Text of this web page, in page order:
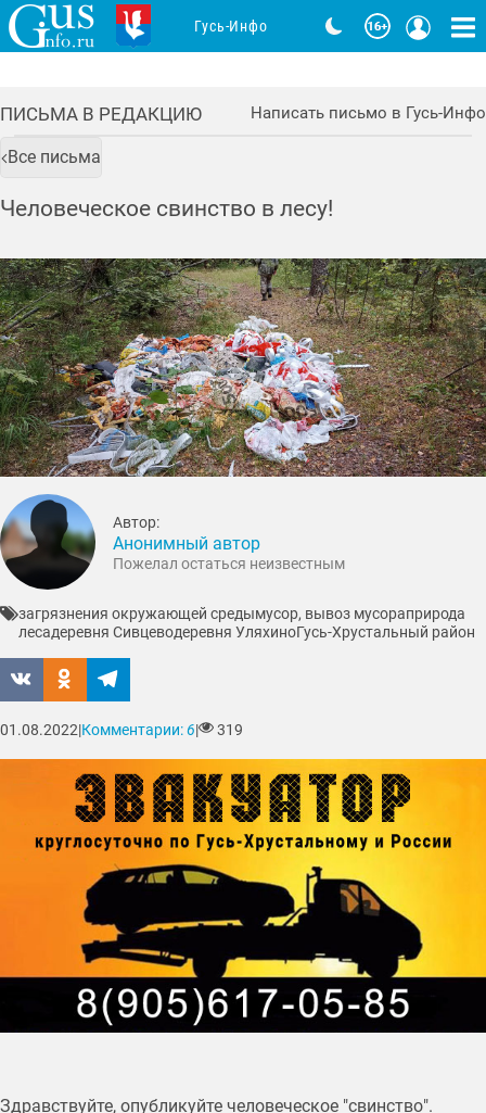
ПИСЬМА В РЕДАКЦИЮ Написать письмо в Гусь-Инфо
Все письма
Человеческое свинство в лесу!
Здравствуйте, опубликуйте человеческое "свинство".
Автор:
Анонимный автор
Пожелал остаться неизвестным
загрязнения окружающей средымусор, вывоз мусораприрода
лесадеревня Сивцеводеревня УляхиноГусь-Хрустальный район
01.08.2022|Комментарии:6| 319
Гусь-Инфо